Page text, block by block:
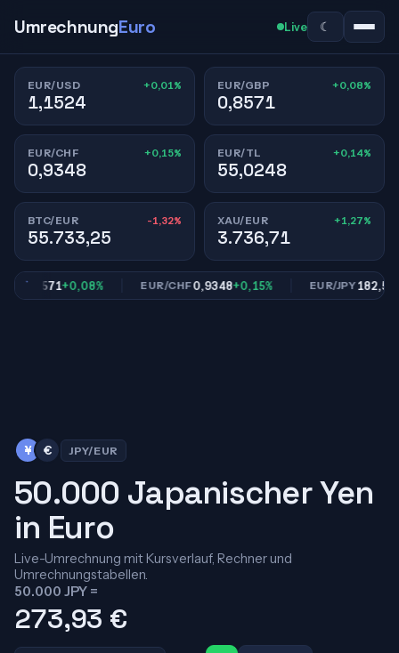
UmrechnungEuro Live ☾
EUR/USD +0,01%
1,1524
EUR/GBP +0,08%
0,8571
EUR/CHF +0,15%
0,9348
EUR/TL +0,14%
55,0248
BTC/EUR -1,32%
55.733,25
XAU/EUR +1,27%
3.736,71
0,8571+0,08% EUR/CHF0,9348+0,15% EUR/JPY182,53
¥ € JPY/EUR
50.000 Japanischer Yen
in Euro
Live-Umrechnung mit Kursverlauf, Rechner und
Umrechnungstabellen.
50.000 JPY =
273,93 €